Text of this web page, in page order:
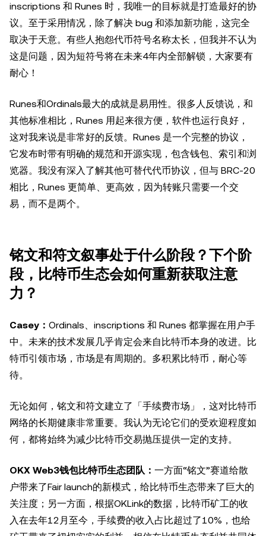
inscriptions 和 Runes 时，我唯一的目标就是打造最好的协
议。至于采用情况，除了解决 bug 和添加新功能，这完全
取决于天意。有些人抱怨代币符号名称太长，但我并不认为
这是问题，因为短符号将在未来4年内全部解锁，大家要有
耐心！
Runes和Ordinals最大的成就是易用性。很多人反馈说，和
其他标准相比，Runes 用起来很方便，软件也运行良好，
这对我来说是非常好的反馈。Runes 是一个完整的协议，
它发布时带有明确的规范和开源实现，包含钱包、索引和浏
览器。我没有深入了解其他可替代代币协议，但与 BRC-20
相比，Runes 更简单、更高效，因为转账只需要一个交
易，而不是两个。
铭文和符文叙事处于什么阶段？下个阶
段，比特币生态会如何重新获取注意
力？
Casey： Ordinals、inscriptions 和 Runes 都掌握在用户手
中。未来的技术发展几乎肯定会来自比特币本身的改进。比
特币引领市场，市场是有周期的。多积累比特币，耐心等
待。
无论如何，铭文和符文建立了「手续费市场」，这对比特币
网络的长期健康非常重要。我认为无论它们的受欢迎程度如
何，都将始终为减少比特币交易抛压提供一定的支持。
OKX Web3钱包比特币生态团队： 一方面“铭文”赛道给散
户带来了Fair launch的新模式，给比特币生态带来了巨大的
关注度；另一方面，根据OKLink的数据，比特币矿工的收
入在去年12月至今，手续费的收入占比超过了10%，也给